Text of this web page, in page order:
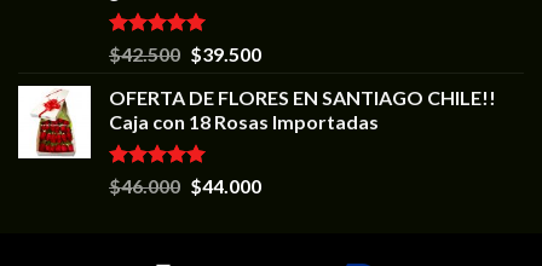
Valorado en
5.00
$42.500 $39.500
OFERTA DE FLORES EN SANTIAGO CHILE!!
Caja con 18 Rosas Importadas
Valorado en
5.00
$46.000 $44.000